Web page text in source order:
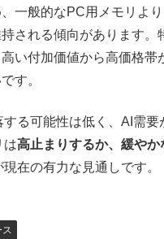
一般的なPC用メモリよ
される傾向があります。
い付加価値から高価格帯
す。
る可能性は低く、AI需要
は高止まりするか、緩や
在の有力な見通しです。